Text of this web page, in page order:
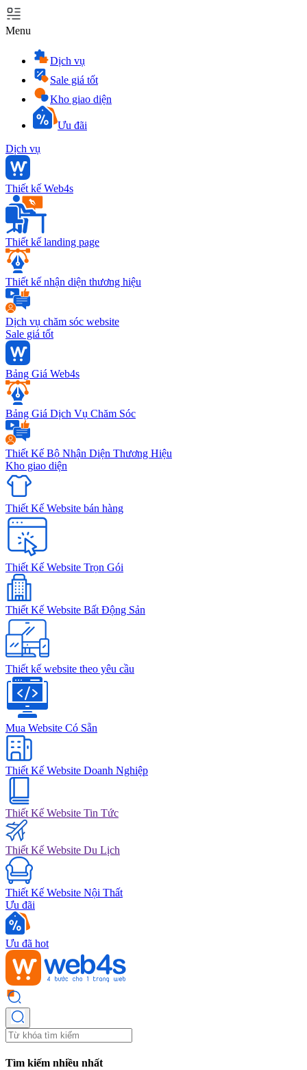
Menu
Dịch vụ
Sale giá tốt
Kho giao diện
Ưu đãi
Dịch vụ
Thiết kế Web4s
Thiết kế landing page
Thiết kế nhận diện thương hiệu
Dịch vụ chăm sóc website
Sale giá tốt
Bảng Giá Web4s
Bảng Giá Dịch Vụ Chăm Sóc
Thiết Kế Bộ Nhận Diện Thương Hiệu
Kho giao diện
Thiết Kế Website bán hàng
Thiết Kế Website Trọn Gói
Thiết Kế Website Bất Động Sản
Thiết kế website theo yêu cầu
Mua Website Có Sẵn
Thiết Kế Website Doanh Nghiệp
Thiết Kế Website Tin Tức
Thiết Kế Website Du Lịch
Thiết Kế Website Nội Thất
Ưu đãi
Ưu đã hot
Tìm kiếm nhiều nhất